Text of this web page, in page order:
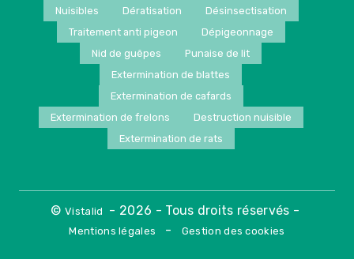
Nuisibles Dératisation
Désinsectisation
Traitement anti pigeon
Dépigeonnage
Nid de guêpes
Punaise de lit
Extermination de blattes
Extermination de cafards
Extermination de frelons
Destruction nuisible
Extermination de rats
©Vistalid - 2026 - Tous droits réservés -
Mentions légales - Gestion des cookies